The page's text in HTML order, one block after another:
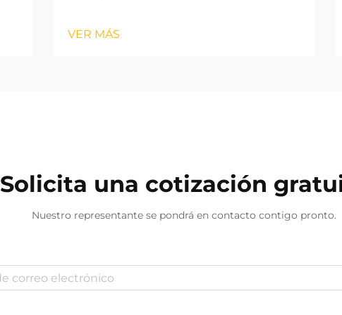
VER MÁS
Solicita una cotización
Nuestro representante se pondrá en contacto contigo pronto.